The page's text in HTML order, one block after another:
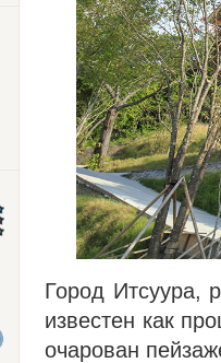
Город Итсуура,
известен как
очарован